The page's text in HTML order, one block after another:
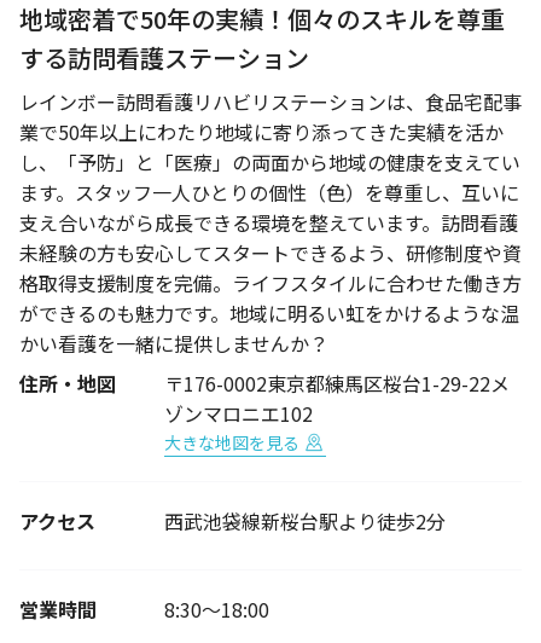
地域密着で50年の実績！個々のスキルを尊重
する訪問看護ステーション
レインボー訪問看護リハビリステーションは、食品宅配事
業で50年以上にわたり地域に寄り添ってきた実績を活か
し、「予防」と「医療」の両面から地域の健康を支えてい
ます。スタッフ一人ひとりの個性（色）を尊重し、互いに
支え合いながら成長できる環境を整えています。訪問看護
未経験の方も安心してスタートできるよう、研修制度や資
格取得支援制度を完備。ライフスタイルに合わせた働き方
ができるのも魅力です。地域に明るい虹をかけるような温
かい看護を一緒に提供しませんか？
住所・地図
〒176-0002東京都練馬区桜台1-29-22メ
ゾンマロニエ102
大きな地図を見る
アクセス 西武池袋線新桜台駅より徒歩2分
営業時間 8:30～18:00